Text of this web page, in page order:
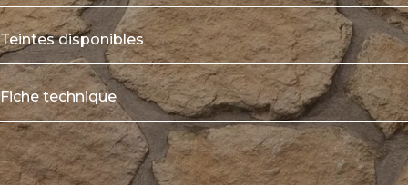
Teintes disponibles
Fiche technique